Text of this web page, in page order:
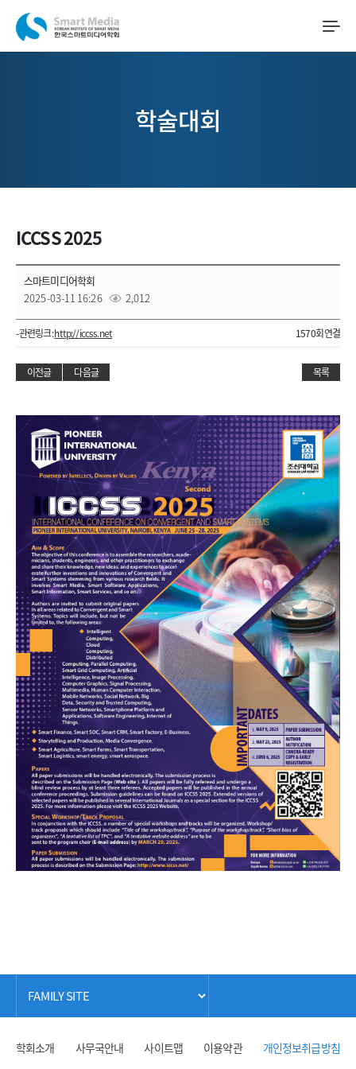
학술대회
ICCSS 2025
스마트미디어학회
2025-03-11 16:26
2,012
- 관련링크 :http://iccss.net 1570회 연결
이전글 다음글 목록
학회소개 사무국안내 사이트맵 이용약관 개인정보취급방침